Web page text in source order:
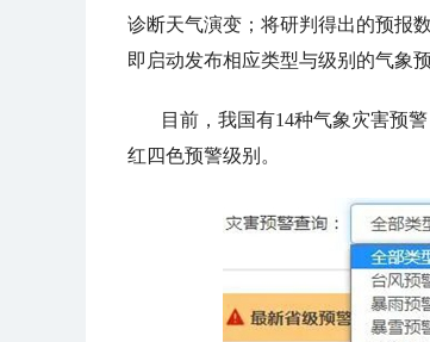
诊断天气演变；将研判得出的预报
即启动发布相应类型与级别的气象预
目前，我国有14种气象灾害预
红四色预警级别。